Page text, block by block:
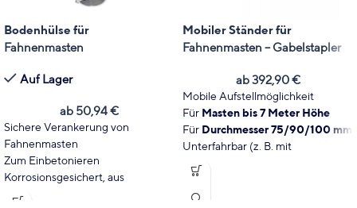
Bodenhülse für
Fahnenmasten
Auf Lager
ab 50,94€
Sichere Verankerung von
Fahnenmasten
Zum Einbetonieren
Korrosionsgesichert, aus
Aluminium
Mobiler Ständer für
Fahnenmasten – Gabelstapler
ab392,90€
Mobile Aufstellmöglichkeit
Für Masten bis 7 Meter Höhe
Für Durchmesser 75/90/100 mm
Unterfahrbar (z. B. mit
Gabelstapler)